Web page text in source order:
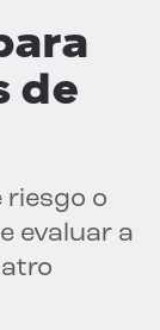
de
riesgo o
evaluar a